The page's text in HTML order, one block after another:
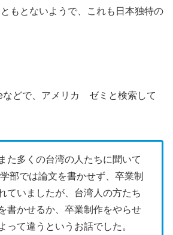
もとないようで、これも日本独特の
などで、アメリカ ゼミと検索して
た多くの台湾の人たちに聞いて
部では論文を書かせず、卒業制
ていましたが、台湾人の方たち
書かせるか、卒業制作をやらせ
って違うというお話でした。